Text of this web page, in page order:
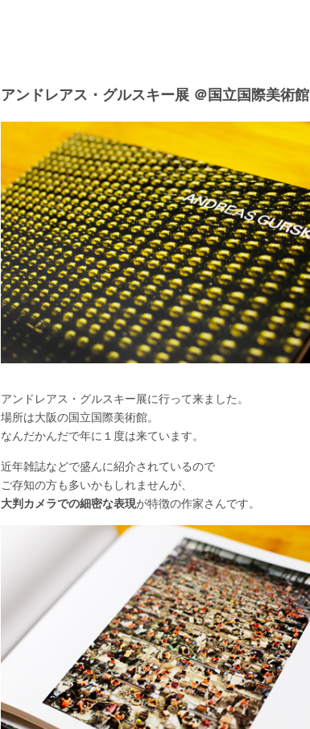
アンドレアス・グルスキー展 ＠国立国際美術館
アンドレアス・グルスキー展に行って来ました。
場所は大阪の国立国際美術館。
なんだかんだで年に１度は来ています。
近年雑誌などで盛んに紹介されているので
ご存知の方も多いかもしれませんが、
大判カメラでの細密な表現が特徴の作家さんです。